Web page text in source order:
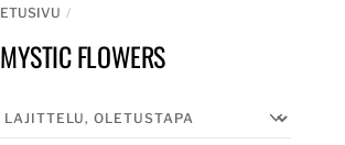
ETUSIVU
MYSTIC FLOWERS